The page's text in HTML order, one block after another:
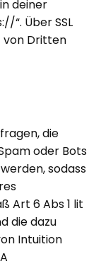
deiner
“. Über SSL
von Dritten
die
oder Bots
sodass
Art 6 Abs 1 lit
die dazu
Intuition